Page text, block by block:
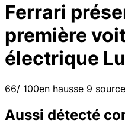
Ferrari
première
électrique
66/ 100en hausse 9
Aussi détecté